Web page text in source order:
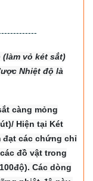
vỏ két sắt)
Nhiệt độ là
càng mỏng
Hiện tại Két
đạt các chứng chỉ
đồ vật trong
Các dòng